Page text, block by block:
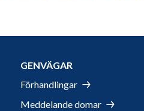
GENVÄGAR
Förhandlingar
Meddelande domar